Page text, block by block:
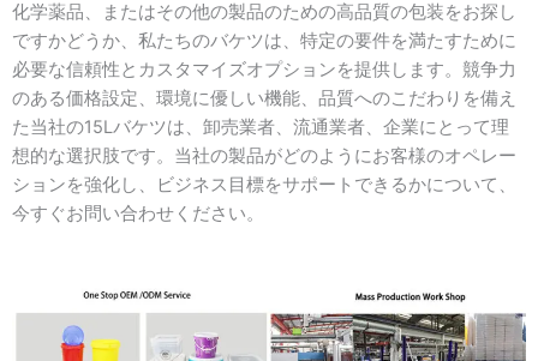
化学薬品、またはその他の製品のための高品質の包装をお探し
ですかどうか、私たちのバケツは、特定の要件を満たすために
必要な信頼性とカスタマイズオプションを提供します。競争力
のある価格設定、環境に優しい機能、品質へのこだわりを備え
た当社の15Lバケツは、卸売業者、流通業者、企業にとって理
想的な選択肢です。当社の製品がどのようにお客様のオペレー
ションを強化し、ビジネス目標をサポートできるかについて、
今すぐお問い合わせください。